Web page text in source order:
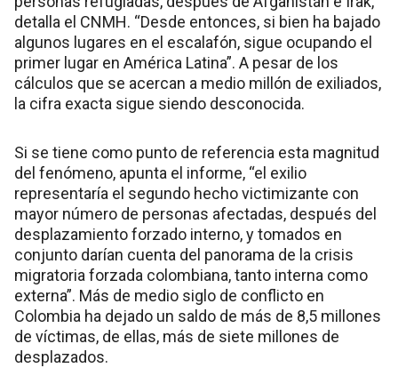
detalla el CNMH. “Desde entonces, si bien ha bajado
algunos lugares en el escalafón, sigue ocupando el
primer lugar en América Latina”. A pesar de los
cálculos que se acercan a medio millón de exiliados,
la cifra exacta sigue siendo desconocida.
Si se tiene como punto de referencia esta magnitud
del fenómeno, apunta el informe, “el exilio
representaría el segundo hecho victimizante con
mayor número de personas afectadas, después del
desplazamiento forzado interno, y tomados en
conjunto darían cuenta del panorama de la crisis
migratoria forzada colombiana, tanto interna como
externa”. Más de medio siglo de conflicto en
Colombia ha dejado un saldo de más de 8,5 millones
de víctimas, de ellas, más de siete millones de
desplazados.